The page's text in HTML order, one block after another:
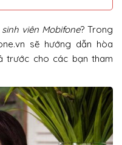
viên Mobifone? Trong
sẽ hướng dẫn hòa
trước cho các bạn tham